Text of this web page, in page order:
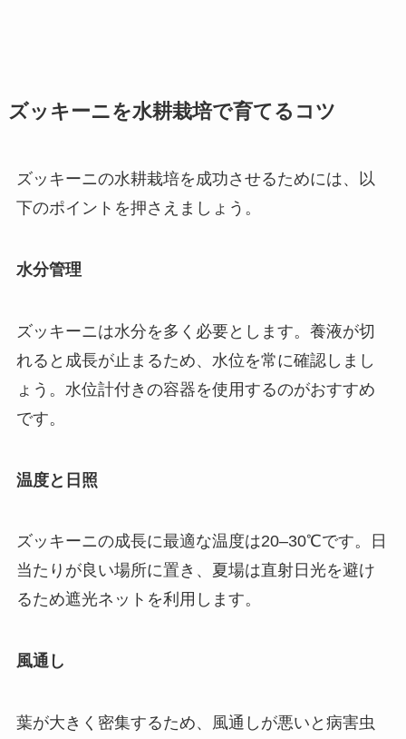
ズッキーニを水耕栽培で育てるコツ
ズッキーニの水耕栽培を成功させるためには、以
下のポイントを押さえましょう。
水分管理
ズッキーニは水分を多く必要とします。養液が切
れると成長が止まるため、水位を常に確認しまし
ょう。水位計付きの容器を使用するのがおすすめ
です。
温度と日照
ズッキーニの成長に最適な温度は20–30℃です。日
当たりが良い場所に置き、夏場は直射日光を避け
るため遮光ネットを利用します。
風通し
葉が大きく密集するため、風通しが悪いと病害虫